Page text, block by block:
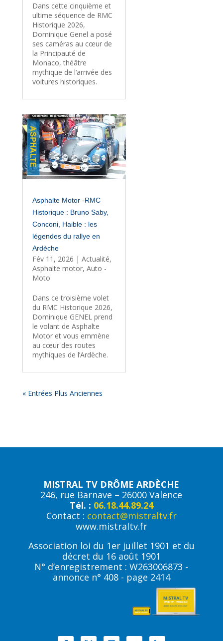
Dans cette cinquième et
ultime séquence de RMC
Historique 2026,
Dominique Genel a posé
ses caméras au cœur de
la Principauté de
Monaco, théâtre
mythique de l’arrivée des
voitures historiques.
Asphalte Motor -RMC
Historique : Bruno Saby,
Conconi, Haible : les
légendes du rallye en
Ardèche
Fév 11, 2026 | Actualité,
Asphalte motor, Auto -
Moto
Dans ce troisième volet
du RMC Historique 2026,
Dominique GENEL prend
le volant de Asphalte
Motor et vous emmène
au cœur des routes
mythiques de l’Ardèche.
« Entrées Plus Anciennes
MISTRAL TV DRÔME ARDÈCHE
246, rue Barnave – 26000 Valence
Tél. : 06.18.44.89.24
Contact : contact@mistraltv.fr
www.mistraltv.fr
Association loi du 1er juillet 1901 et du
décret du 16 août 1901
N° d’enregistrement : W263006873 -
annonce n° 408 - page 2414